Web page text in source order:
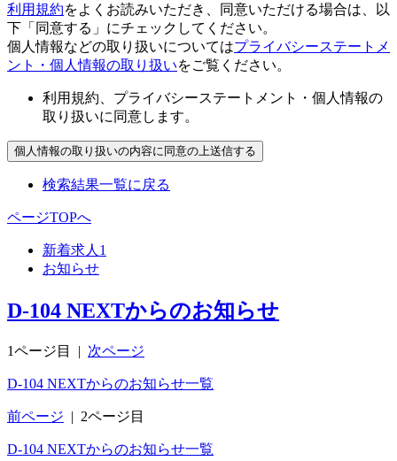
利用規約をよくお読みいただき、同意いただける場合は、以
下「同意する」にチェックしてください。
個人情報などの取り扱いについてはプライバシーステートメ
ント・個人情報の取り扱いをご覧ください。
利用規約、プライバシーステートメント・個人情報の
取り扱いに同意します。
検索結果一覧に戻る
ページTOPへ
新着求人 1
お知らせ
D-104 NEXTからのお知らせ
1ページ目 | 次ページ
D-104 NEXTからのお知らせ一覧
前ページ | 2ページ目
D-104 NEXTからのお知らせ一覧